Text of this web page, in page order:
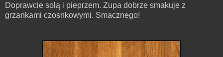
Doprawcie solą i pieprzem. Zupa dobrze smakuje z
grzankami czosnkowymi. Smacznego!